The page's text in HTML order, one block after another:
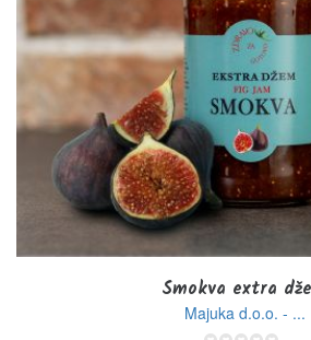
Smokva extra
Majuka d.o.o. - ...